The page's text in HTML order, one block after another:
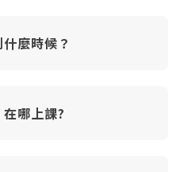
麼時候？
哪上課?